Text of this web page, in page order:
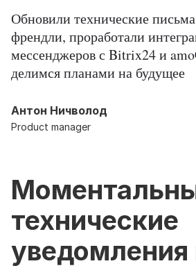
Обновили технические
френдли, проработали
мессенджеров с Bitrix24 и
делимся планами на будущее
Антон Ничволод
Product manager
технические
уведомления